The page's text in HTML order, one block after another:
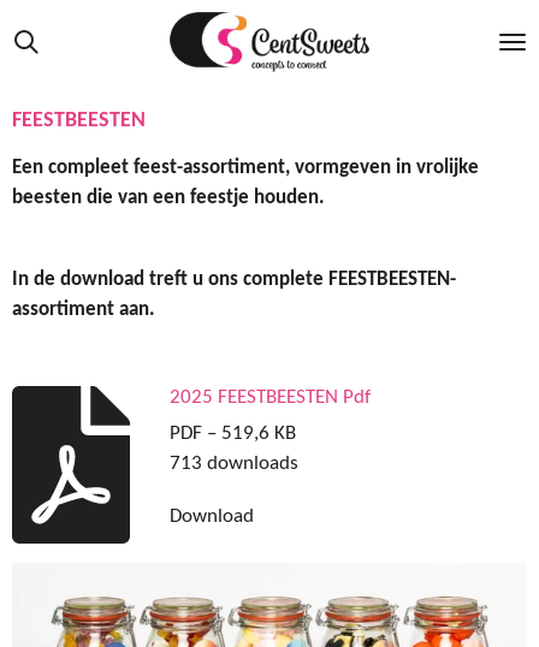
Ga
direct
de
FEESTBEESTEN
Een compleet feest-assortiment, vormgeven in vrolijke
beesten die van een feestje houden.
In de download treft u ons complete FEESTBEESTEN-
assortiment aan.
2025 FEESTBEESTEN Pdf
PDF – 519,6 KB
713 downloads
Download